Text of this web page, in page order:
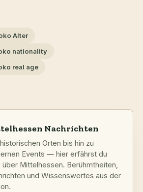
Alter
nationality
real age
Nachrichten
Orten bis hin zu
Events — hier erfährst du
über Mittelhessen. Berühmtheiten,
und Wissenswertes aus der